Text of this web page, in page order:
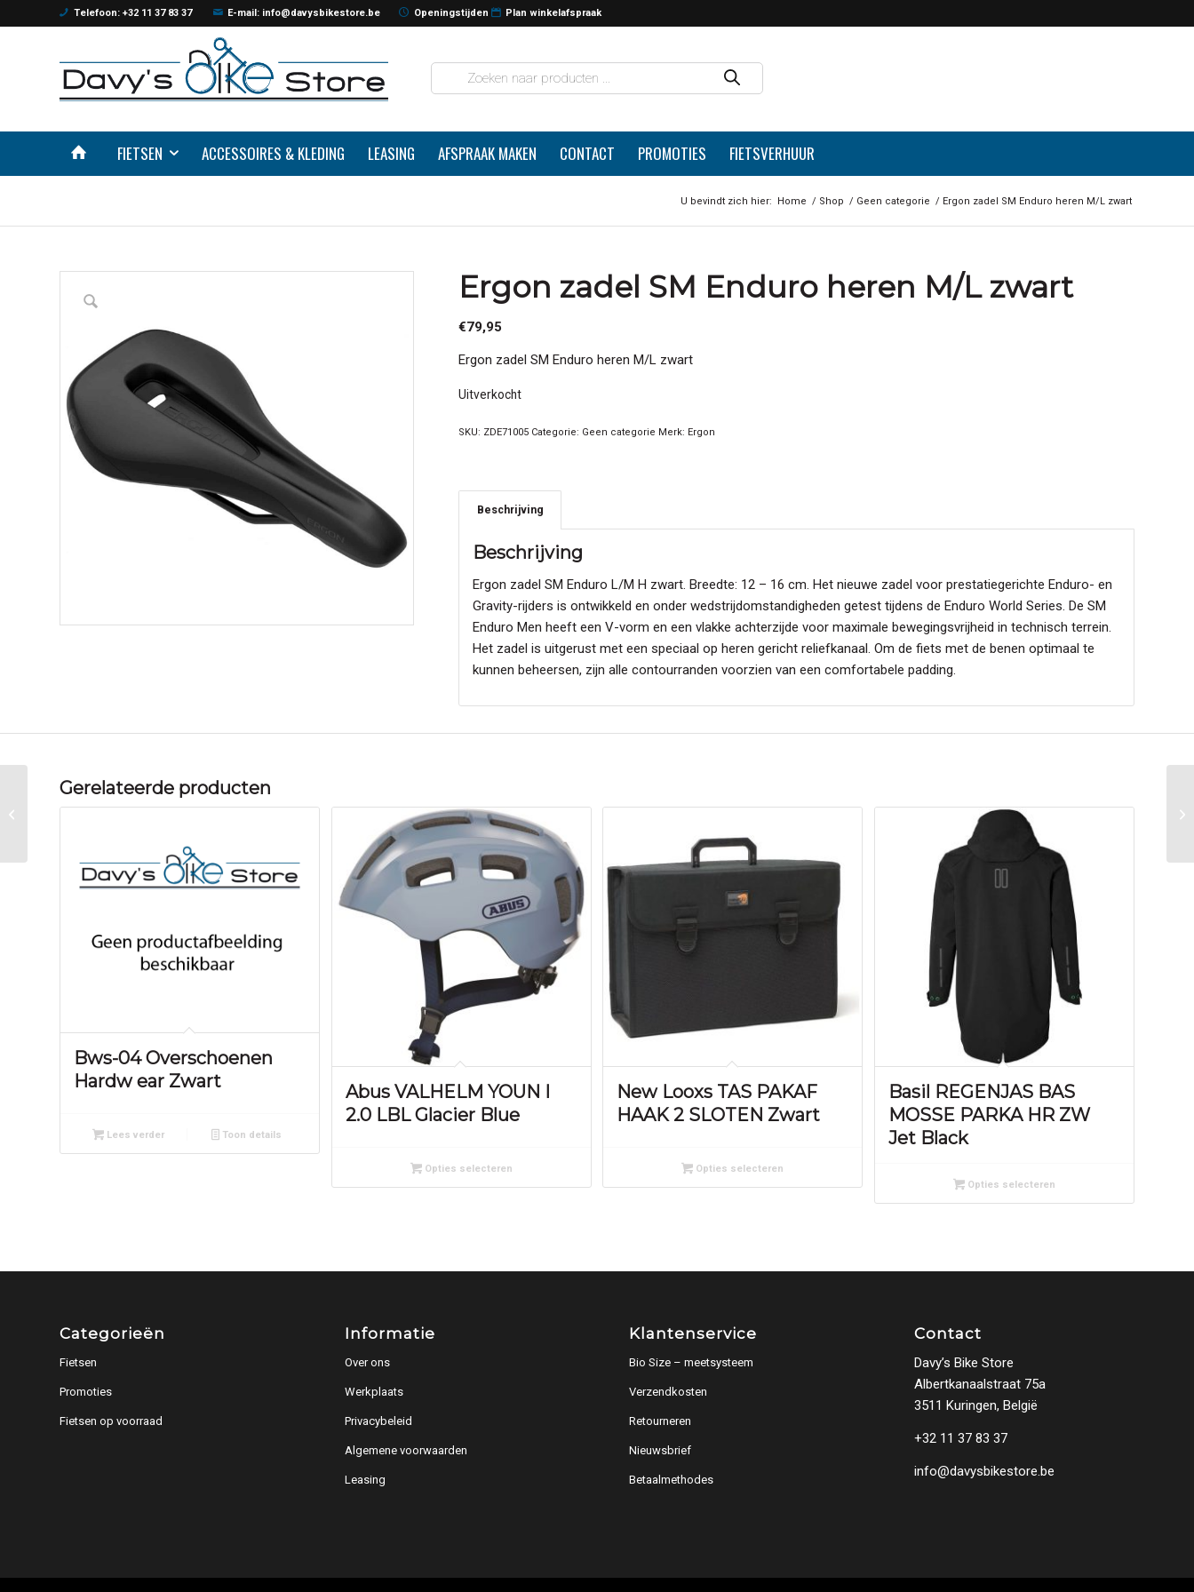
Telefoon: +32 11 37 83 37 E-mail: info@davysbikestore.be Openingstijden Plan winkelafspraak
FIETSEN ACCESSOIRES & KLEDING LEASING AFSPRAAK MAKEN CONTACT PROMOTIES FIETSVERHUUR
U bevindt zich hier: Home / Shop / Geen categorie / Ergon zadel SM Enduro heren M/L zwart
Ergon zadel SM Enduro heren M/L zwart
€79,95
Ergon zadel SM Enduro heren M/L zwart
Uitverkocht
SKU: ZDE71005 Categorie: Geen categorie Merk: Ergon
Beschrijving
Beschrijving
Ergon zadel SM Enduro L/M H zwart. Breedte: 12 – 16 cm. Het nieuwe zadel voor prestatiegerichte Enduro- en
Gravity-rijders is ontwikkeld en onder wedstrijdomstandigheden getest tijdens de Enduro World Series. De SM
Enduro Men heeft een V-vorm en een vlakke achterzijde voor maximale bewegingsvrijheid in technisch terrein.
Het zadel is uitgerust met een speciaal op heren gericht reliefkanaal. Om de fiets met de benen optimaal te
kunnen beheersen, zijn alle contourranden voorzien van een comfortabele padding.
Gerelateerde producten
Bws-04 Overschoenen
Hardw ear Zwart
Lees verder Toon details
Abus VALHELM YOUN I
2.0 LBL Glacier Blue
Opties selecteren
New Looxs TAS PAKAF
HAAK 2 SLOTEN Zwart
Opties selecteren
Basil REGENJAS BAS
MOSSE PARKA HR ZW
Jet Black
Opties selecteren
Categorieën
Fietsen
Promoties
Fietsen op voorraad
Informatie
Over ons
Werkplaats
Privacybeleid
Algemene voorwaarden
Leasing
Klantenservice
Bio Size – meetsysteem
Verzendkosten
Retourneren
Nieuwsbrief
Betaalmethodes
Contact
Davy’s Bike Store
Albertkanaalstraat 75a
3511 Kuringen, België
+32 11 37 83 37
info@davysbikestore.be
Ergon zadel SM Enduro